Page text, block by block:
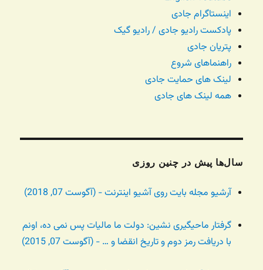
اینستاگرام جادی
پادکست رادیو جادی / رادیو گیک
پتریان جادی
راهنماهای شروع
لینک های حمایت جادی
همه لینک های جادی
سال‌ها پیش در چنین روزی
آرشیو مجله بایت روی آشیو اینترنت - (آگوست 07, 2018)
گرفتار ماحیگیری نشین: دولت ما مالیات پس نمی ده، اونم
با دریافت رمز دوم و تاریخ انقضا و … - (آگوست 07, 2015)